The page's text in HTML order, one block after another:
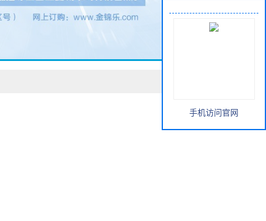
手机访问官网